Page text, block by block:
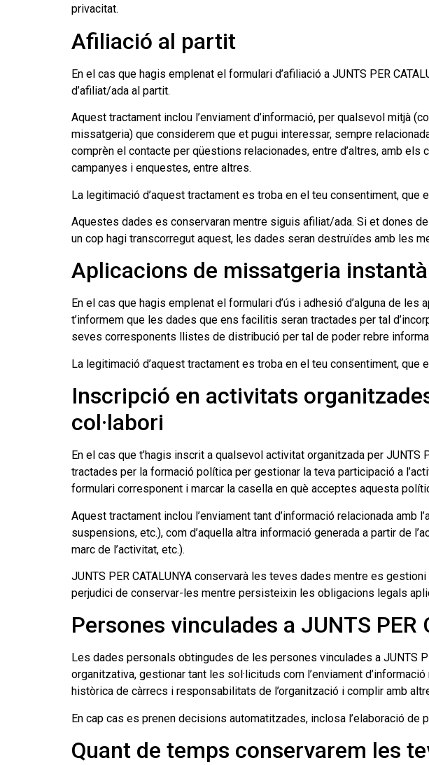
privacitat.
Afiliació al partit
En el cas que hagis emplenat el formulari d’afiliació a JUNTS PER
d’afiliat/ada al partit.
Aquest tractament inclou l’enviament d’informació, per qualsevol mitjà
missatgeria) que considerem que et pugui interessar, sempre
comprèn el contacte per qüestions relacionades, entre d’altres, amb
campanyes i enquestes, entre altres.
La legitimació d’aquest tractament es troba en el teu consentiment, que
Aquestes dades es conservaran mentre siguis afiliat/ada. Si et dones
un cop hagi transcorregut aquest, les dades seran destruïdes amb les
Aplicacions de missatgeria
En el cas que hagis emplenat el formulari d’ús i adhesió d’alguna de
t’informem que les dades que ens facilitis seran tractades per tal
seves corresponents llistes de distribució per tal de poder rebre
La legitimació d’aquest tractament es troba en el teu consentiment,
Inscripció en activitats
col·labori
En el cas que t’hagis inscrit a qualsevol activitat organitzada per
tractades per la formació política per gestionar la teva participació a
formulari corresponent i marcar la casella en què acceptes aquesta
Aquest tractament inclou l’enviament tant d’informació relacionada
suspensions, etc.), com d’aquella altra informació generada a partir de
marc de l’activitat, etc.).
JUNTS PER CATALUNYA conservarà les teves dades mentre es
perjudici de conservar-les mentre persisteixin les obligacions legals
Persones vinculades a JUNTS PER
Les dades personals obtingudes de les persones vinculades a JUNTS
organitzativa, gestionar tant les sol·licituds com l’enviament
històrica de càrrecs i responsabilitats de l’organització i complir amb
En cap cas es prenen decisions automatitzades, inclosa l’elaboració de
Quant de temps conservarem les